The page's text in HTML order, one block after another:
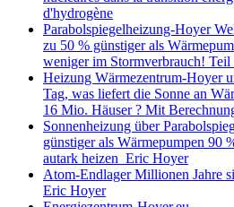
d'hydrogène
Parabolspiegelheizung-Hoyer
zu 50 % günstiger als
weniger im Stormverbrauch! Teil
Heizung Wärmezentrum-Hoyer
Tag, was liefert die Sonne an
16 Mio. Häuser ? Mit
Sonnenheizung über
günstiger als Wärmepumpen 90
autark heizen Eric Hoyer
Atom-Endlager Millionen Jahre
Eric Hoyer